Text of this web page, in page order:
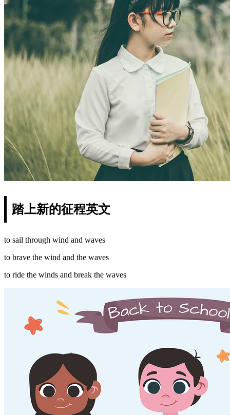
踏上新的征程英文
to sail through wind and waves
to brave the wind and the waves
to ride the winds and break the waves